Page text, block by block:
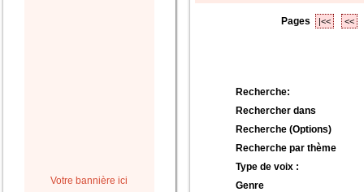
Votre bannière ici
Pages |<< <<
Recherche:
Rechercher dans
Recherche (Options)
Recherche par thème
Type de voix :
Genre